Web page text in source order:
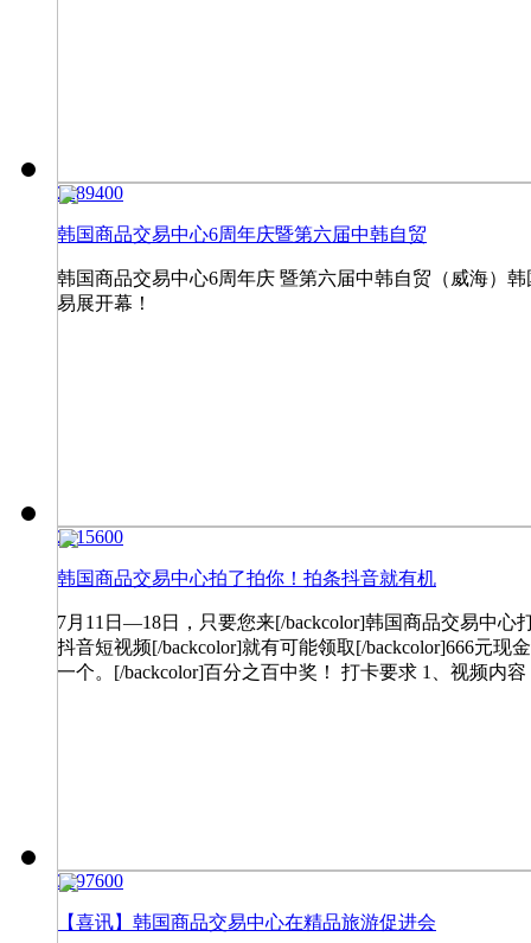
2289400
韩国商品交易中心6周年庆暨第六届中韩自贸
韩国商品交易中心6周年庆 暨第六届中韩自贸（威海）
易展开幕！
2515600
韩国商品交易中心拍了拍你！拍条抖音就有机
7月11日—18日，只要您来[/backcolor]韩国商品交易中心
抖音短视频[/backcolor]就有可能领取[/backcolor]666元现
一个。[/backcolor]百分之百中奖！ 打卡要求 1、视频内容
3497600
【喜讯】韩国商品交易中心在精品旅游促进会